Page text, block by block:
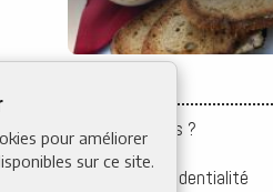
pour améliorer
sur ce site.
Qui sommes-nous ?
Mentions légales
Politique de confidentialité